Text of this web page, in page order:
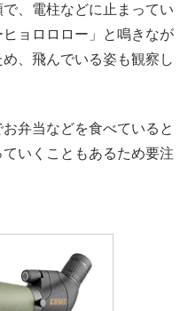
、電柱などに止まってい
ョロロロー」と鳴きなが
、飛んでいる姿も観察し
弁当などを食べていると
いくこともあるため要注